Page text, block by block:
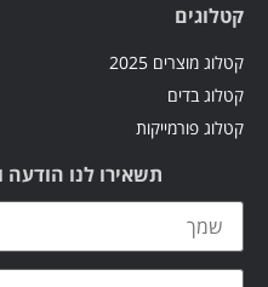
קטלוגים
קטלוג מוצרים 2025
קטלוג בדים
קטלוג פורמייקות
תשאירו לנו הודעה